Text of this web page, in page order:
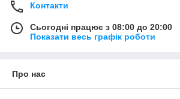
Контакти
Сьогодні працює з 08:00 до 20:00
Показати весь графік роботи
Про нас